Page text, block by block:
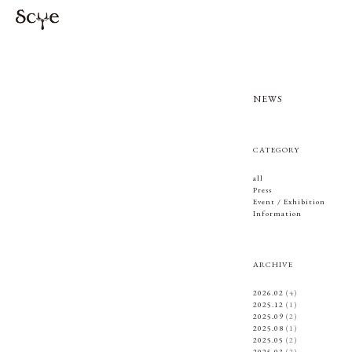
NEWS
CATEGORY
all
Press
Event / Exhibition
Information
ARCHIVE
2026.02 (4)
2025.12 (1)
2025.09 (2)
2025.08 (1)
2025.05 (2)